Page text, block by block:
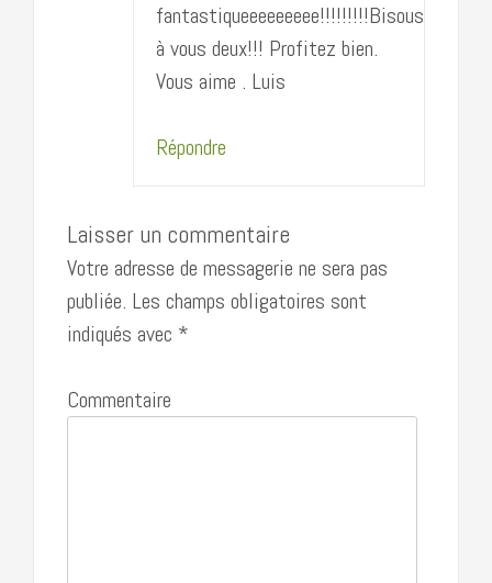
fantastiqueeeeeeeee!!!!!!!!!Bisous
à vous deux!!! Profitez bien.
Vous aime . Luis
Répondre
Laisser un commentaire
Votre adresse de messagerie ne sera pas
publiée. Les champs obligatoires sont
indiqués avec *
Commentaire